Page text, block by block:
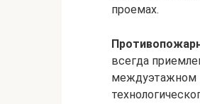
проемах.
всегда
междуэтажном